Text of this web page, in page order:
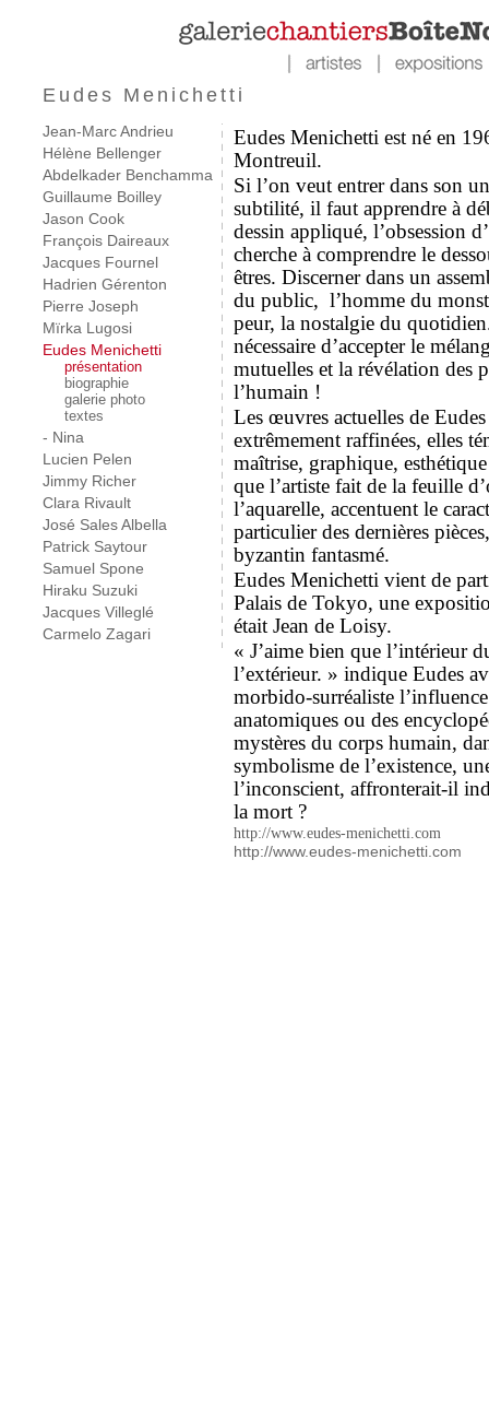
Eudes Menichetti
Jean-Marc Andrieu
Hélène Bellenger
Abdelkader Benchamma
Guillaume Boilley
Jason Cook
François Daireaux
Jacques Fournel
Hadrien Gérenton
Pierre Joseph
Mïrka Lugosi
Eudes Menichetti
présentation
biographie
galerie photo
textes
- Nina
Lucien Pelen
Jimmy Richer
Clara Rivault
José Sales Albella
Patrick Saytour
Samuel Spone
Hiraku Suzuki
Jacques Villeglé
Carmelo Zagari
Eudes Menichetti est né en
Montreuil.
Si l’on veut entrer dans son
subtilité, il faut apprendre à
dessin appliqué, l’obsession
cherche à comprendre le
êtres. Discerner dans un
du public, l’homme du
peur, la nostalgie du
nécessaire d’accepter le
mutuelles et la révélation des
l’humain !
Les œuvres actuelles de
extrêmement raffinées, elles
maîtrise, graphique,
que l’artiste fait de la feuille
l’aquarelle, accentuent le
particulier des dernières
byzantin fantasmé.
Eudes Menichetti vient de
Palais de Tokyo, une
était Jean de Loisy.
« J’aime bien que l’intérieur
l’extérieur. » indique Eudes
morbido-surréaliste
anatomiques ou des
mystères du corps humain,
symbolisme de l’existence,
l’inconscient, affronterait-il
la mort ?
http://www.eudes-menichetti.com
http://www.eudes-menichetti.com